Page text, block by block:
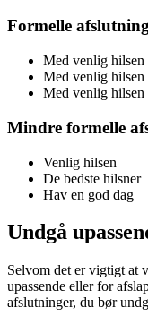
Formelle
Med venlig hilsen
Med venlig hilsen
Med venlig hilsen
Mindre formelle
Venlig hilsen
De bedste hilsner
Hav en god dag
Undgå
Selvom det er vigtigt at
upassende eller for
afslutninger, du bør